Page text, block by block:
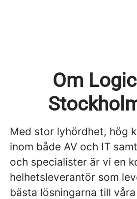
Om
Med stor lyhördhet, hög
inom både AV och IT
och specialister är vi en
helhetsleverantör som
bästa lösningarna till